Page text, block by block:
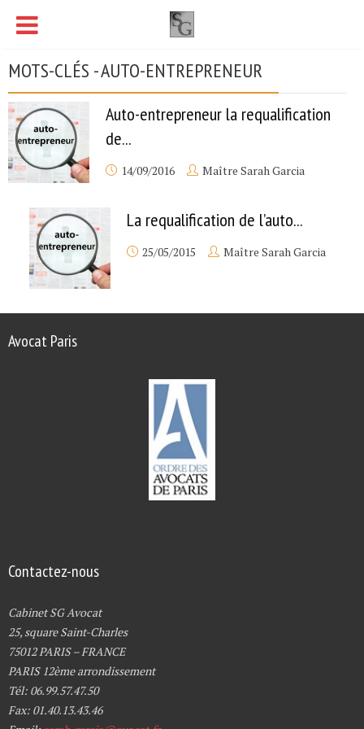
MOTS-CLÉS - AUTO-ENTREPRENEUR
Auto-entrepreneur la requalification
de...
14/09/2016 Maître Sarah Garcia
La requalification de l’auto...
25/05/2015 Maître Sarah Garcia
Avocat Paris
Contactez-nous
Cabinet SG Avocat
25, square Saint-Charles
75012 PARIS – FRANCE
PARIS 12ème arrondissement
Tél: 06.99.57.47.50
Fax: 01.40.13.43.46